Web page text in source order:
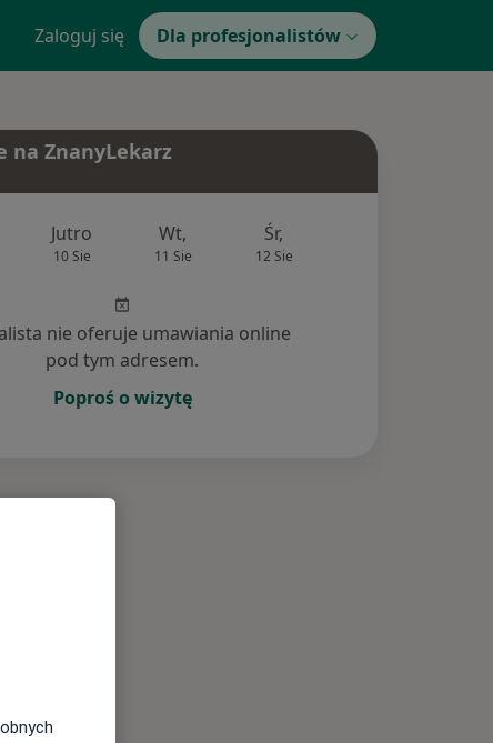
Zaloguj się Dla profesjonalistów
na ZnanyLekarz
Jutro
10 Sie
Wt,
11 Sie
Śr,
12 Sie
nie oferuje umawiania online
pod tym adresem.
Poproś o wizytę